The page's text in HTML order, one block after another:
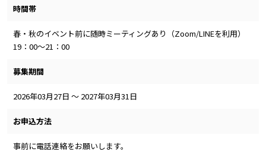
時間帯
春・秋のイベント前に随時ミーティングあり（Zoom/LINEを利用）
19：00～21：00
募集期間
2026年03月27日 ～ 2027年03月31日
お申込方法
事前に電話連絡をお願いします。